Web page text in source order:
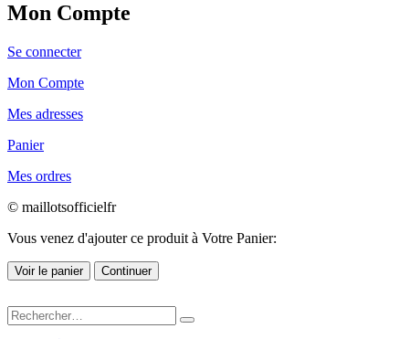
Mon Compte
Se connecter
Mon Compte
Mes adresses
Panier
Mes ordres
© maillotsofficielfr
Vous venez d'ajouter ce produit à Votre Panier:
Voir le panier Continuer